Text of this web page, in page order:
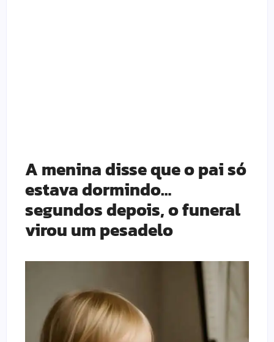
A menina disse que o pai só
estava dormindo…
segundos depois, o funeral
virou um pesadelo